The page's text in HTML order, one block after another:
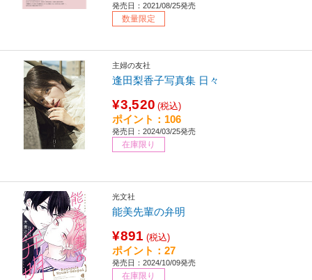
発売日：2021/08/25発売
数量限定
主婦の友社
逢田梨香子写真集 日々
¥3,520 (税込)
ポイント：106
発売日：2024/03/25発売
在庫限り
光文社
能美先輩の弁明
¥891 (税込)
ポイント：27
発売日：2024/10/09発売
在庫限り